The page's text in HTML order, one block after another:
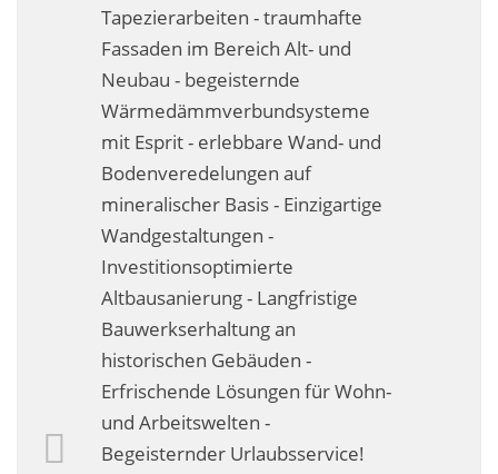
Tapezierarbeiten - traumhafte
Fassaden im Bereich Alt- und
Neubau - begeisternde
Wärmedämmverbundsysteme
mit Esprit - erlebbare Wand- und
Bodenveredelungen auf
mineralischer Basis - Einzigartige
Wandgestaltungen -
Investitionsoptimierte
Altbausanierung - Langfristige
Bauwerkserhaltung an
historischen Gebäuden -
Erfrischende Lösungen für Wohn-
und Arbeitswelten -
Begeisternder Urlaubsservice!